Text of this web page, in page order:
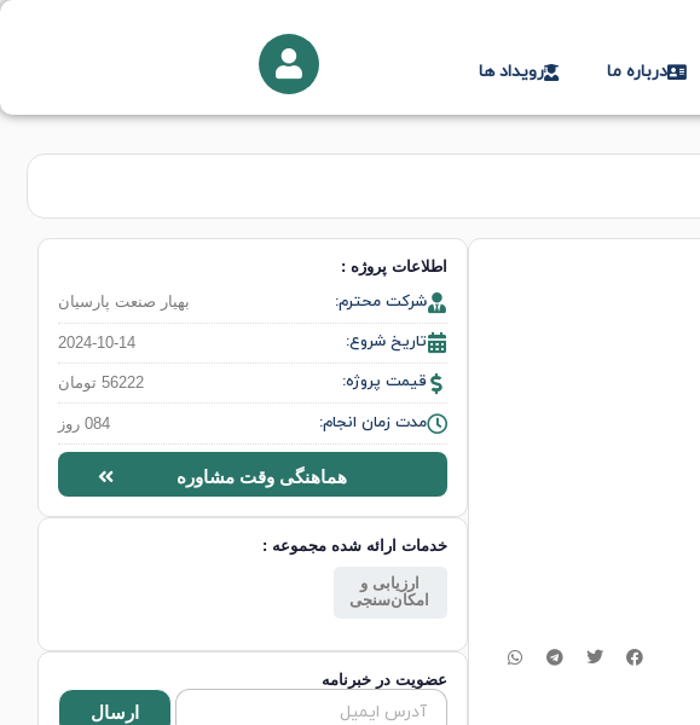
درباره ما رویداد ها
اطلاعات پروژه :
شرکت محترم: بهیار صنعت پارسیان
تاریخ شروع: 2024-10-14
قیمت پروژه: 56222 تومان
مدت زمان انجام: 084 روز
هماهنگی وقت مشاوره
خدمات ارائه شده مجموعه :
ارزیابی و
امکان‌سنجی
عضویت در خبرنامه
ارسال